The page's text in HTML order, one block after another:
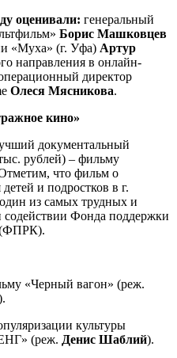
оценивали: генеральный
Борис Машковцев
«Муха» (г. Уфа) Артур
направления в онлайн-
директор
Олеся Мясникова.
кино»
документальный
рублей) – фильму
что фильм о
и подростков в г.
из самых трудных и
содействии Фонда поддержки
(ФПРК).
«Черный вагон» (реж.
культуры
(реж. Денис Шаблий).